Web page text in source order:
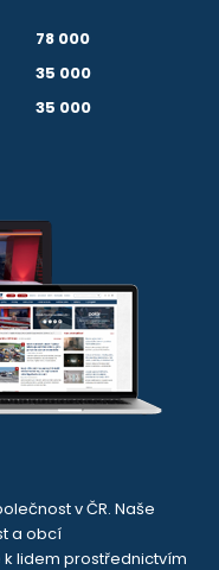
78 000
35 000
35 000
v ČR. Naše
a obcí
lidem prostřednictvím